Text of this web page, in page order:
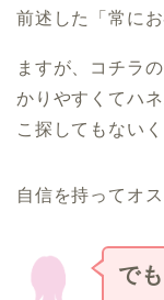
前述した「常に
ますが、コチラの
かりやすくてハ
こ探してもないく
自信を持ってオ
で